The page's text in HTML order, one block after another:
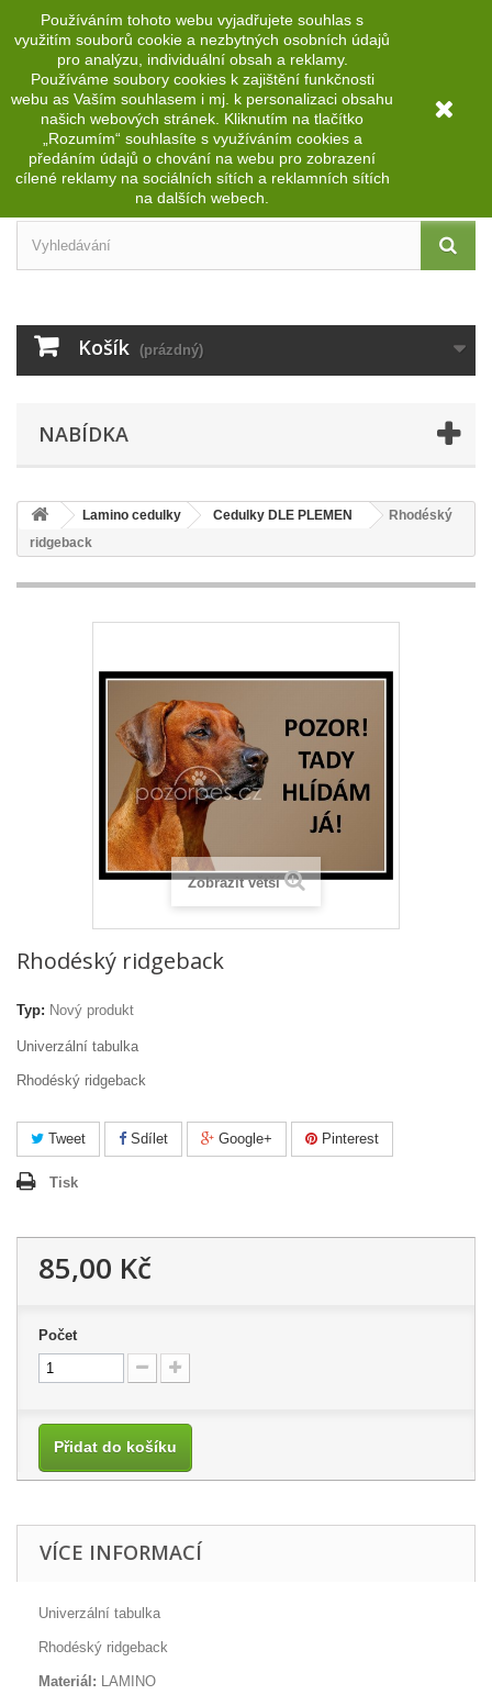
Používáním tohoto webu vyjadřujete souhlas s
využitím souborů cookie a nezbytných osobních údajů
pro analýzu, individuální obsah a reklamy.
Používáme soubory cookies k zajištění funkčnosti
webu as Vaším souhlasem i mj. k personalizaci obsahu
našich webových stránek. Kliknutím na tlačítko
„Rozumím“ souhlasíte s využíváním cookies a
předáním údajů o chování na webu pro zobrazení
cílené reklamy na sociálních sítích a reklamních sítích
na dalších webech.
CZK
Košík (prázdný)
NABÍDKA
Lamino cedulky Cedulky DLE PLEMEN
Rhodéský
ridgeback
Zobrazit větší
Rhodéský ridgeback
Typ: Nový produkt
Univerzální tabulka
Rhodéský ridgeback
Tweet Sdílet Google+ Pinterest
Tisk
85,00 Kč
Počet
Přidat do košíku
VÍCE INFORMACÍ
Univerzální tabulka
Rhodéský ridgeback
Materiál: LAMINO